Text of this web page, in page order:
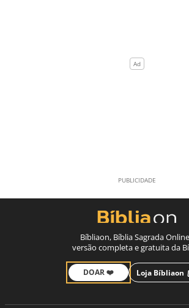
Bíbliaon, Bíblia Sagrada
versão completa e gratuita da
DOAR ❤️ Loja Bíbliaon